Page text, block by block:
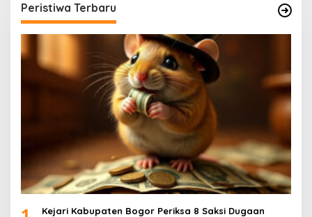
Peristiwa Terbaru
Kejari Kabupaten Bogor Periksa 8 Saksi Dugaan